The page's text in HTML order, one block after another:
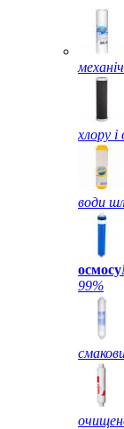
хлору і
води
осмосу
99%